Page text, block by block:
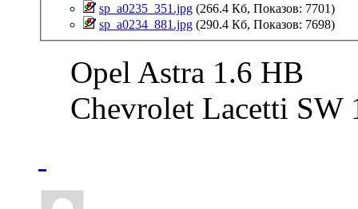
sp_a0235_351.jpg‎ (266.4 Кб, Показов: 7701)
sp_a0234_881.jpg‎ (290.4 Кб, Показов: 7698)
Opel Astra 1.6 HB
Chevrolet Lacetti SW